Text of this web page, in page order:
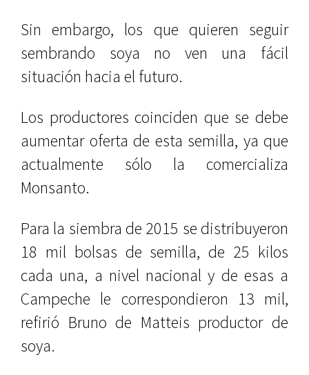
Sin embargo, los que quieren seguir
sembrando soya no ven una fácil
situación hacia el futuro.
Los productores coinciden que se debe
aumentar oferta de esta semilla, ya que
actualmente sólo la comercializa
Monsanto.
Para la siembra de 2015 se distribuyeron
18 mil bolsas de semilla, de 25 kilos
cada una, a nivel nacional y de esas a
Campeche le correspondieron 13 mil,
refirió Bruno de Matteis productor de
soya.